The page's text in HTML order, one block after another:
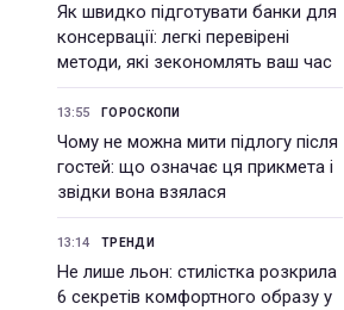
Як швидко підготувати банки для
консервації: легкі перевірені
методи, які зекономлять ваш час
13:55 ГОРОСКОПИ
Чому не можна мити підлогу після
гостей: що означає ця прикмета і
звідки вона взялася
13:14 ТРЕНДИ
Не лише льон: стилістка розкрила
6 секретів комфортного образу у